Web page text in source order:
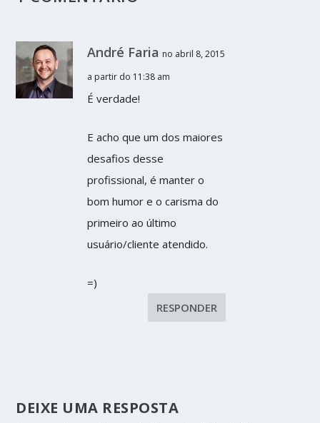
André Faria no abril 8, 2015
a partir do 11:38 am
É verdade!
E acho que um dos maiores
desafios desse
profissional, é manter o
bom humor e o carisma do
primeiro ao último
usuário/cliente atendido.
=)
RESPONDER
DEIXE UMA RESPOSTA